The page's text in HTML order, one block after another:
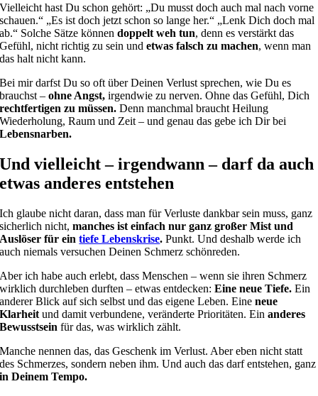
Vielleicht hast Du schon gehört: „Du musst doch auch mal nach vorne
schauen.“ „Es ist doch jetzt schon so lange her.“ „Lenk Dich doch mal
ab.“ Solche Sätze könnendoppelt weh tun, denn es verstärkt das
Gefühl, nicht richtig zu sein undetwas falsch zu machen, wenn man
das halt nicht kann.
Bei mir darfst Du so oft über Deinen Verlust sprechen, wie Du es
brauchst –ohne Angst, irgendwie zu nerven. Ohne das Gefühl, Dich
rechtfertigen zu müssen. Denn manchmal braucht Heilung
Wiederholung, Raum und Zeit – und genau das gebe ich Dir bei
Lebensnarben.
Und vielleicht – irgendwann – darf da auch
etwas anderes entstehen
Ich glaube nicht daran, dass man für Verluste dankbar sein muss, ganz
sicherlich nicht,manches ist einfach nur ganz großer Mist und
Auslöser für eintiefe Lebenskrise. Punkt. Und deshalb werde ich
auch niemals versuchen Deinen Schmerz schönreden.
Aber ich habe auch erlebt, dass Menschen – wenn sie ihren Schmerz
wirklich durchleben durften – etwas entdecken:Eine neue Tiefe. Ein
anderer Blick auf sich selbst und das eigene Leben. Eineneue
Klarheit und damit verbundene, veränderte Prioritäten. Einanderes
Bewusstsein für das, was wirklich zählt.
Manche nennen das, das Geschenk im Verlust. Aber eben nicht statt
des Schmerzes, sondern neben ihm. Und auch das darf entstehen, ganz
in Deinem Tempo.